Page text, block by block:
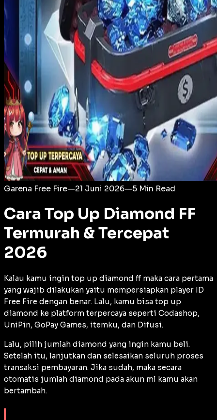
Login
Garena Free Fire—21 Juni 2026—5 Min Read
Cara Top Up Diamond FF
Termurah & Tercepat
2026
Kalau kamu ingin top up diamond ff maka cara pertama
yang wajib dilakukan yaitu mempersiapkan player ID
Free Fire dengan benar. Lalu, kamu bisa top up
diamond ke platform terpercaya seperti Codashop,
UniPin, GoPay Games, itemku, dan Difusi.
Lalu, pilih jumlah diamond yang ingin kamu beli.
Setelah itu, lanjutkan dan selesaikan seluruh proses
transaksi pembayaran. Jika sudah, maka secara
otomatis jumlah diamond pada akun ml kamu akan
bertambah.